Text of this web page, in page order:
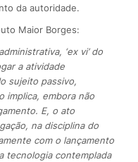
da autoridade.
Maior Borges:
‘ex vi’ do
a atividade
sujeito passivo,
implica, embora não
E, o ato
na disciplina do
com o lançamento
tecnologia contemplada